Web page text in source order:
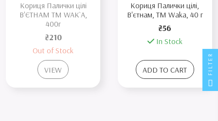
Кориця Палички цілі
В'ЄТНАМ TM WAK`A,
400г
₴210
Out of Stock
VIEW
Кориця Палички цілі,
В'єтнам, TM Waka, 40 г
₴56
In Stock
ADD TO CART FILTER